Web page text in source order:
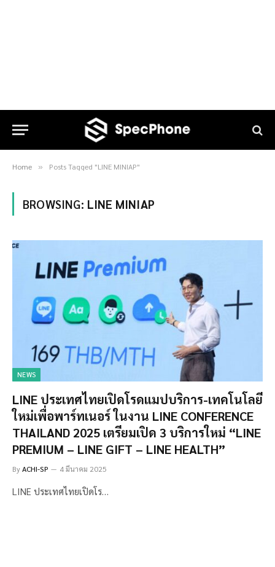
Home » Posts Tagged "LINE MINIAP"
BROWSING: LINE MINIAP
NEWS
LINE ประเทศไทยเปิดโรดแมปบริการ-เทคโนโลยี
ใหม่เพื่อพาร์ทเนอร์ ในงาน LINE CONFERENCE
THAILAND 2025 เตรียมเปิด 3 บริการใหม่ “LINE
PREMIUM – LINE GIFT – LINE HEALTH”
ByACHI-SP 4 มีนาคม 2025
LINE ประเทศไทยเปิดโร…